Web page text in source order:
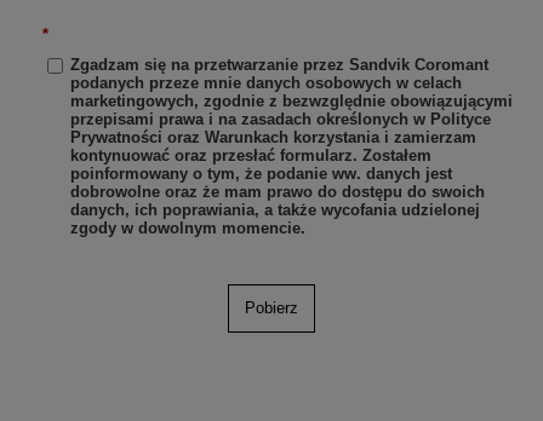
*
Zgadzam się na przetwarzanie przez Sandvik Coromant
podanych przeze mnie danych osobowych w celach
marketingowych, zgodnie z bezwzględnie obowiązującymi
przepisami prawa i na zasadach określonych w Polityce
Prywatności oraz Warunkach korzystania i zamierzam
kontynuować oraz przesłać formularz. Zostałem
poinformowany o tym, że podanie ww. danych jest
dobrowolne oraz że mam prawo do dostępu do swoich
danych, ich poprawiania, a także wycofania udzielonej
zgody w dowolnym momencie.
Pobierz